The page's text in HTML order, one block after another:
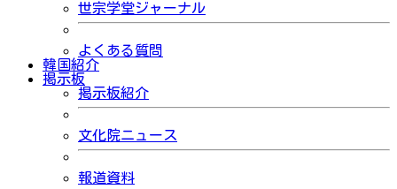
世宗学堂ジャーナル
よくある質問
韓国紹介
掲示板
掲示板紹介
文化院ニュース
報道資料